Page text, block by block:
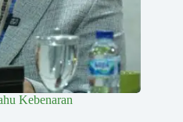
Kebenaran